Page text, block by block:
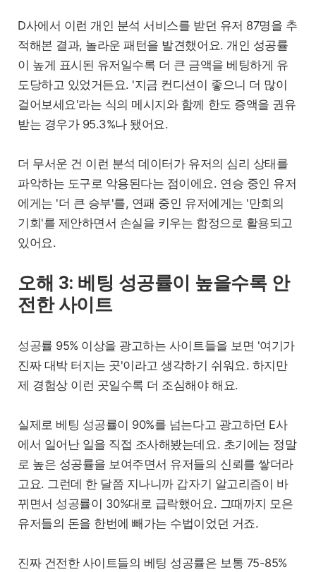
D사에서 이런 개인 분석 서비스를 받던 유저 87명을 추
적해본 결과, 놀라운 패턴을 발견했어요. 개인 성공률
이 높게 표시된 유저일수록 더 큰 금액을 베팅하게 유
도당하고 있었거든요. '지금 컨디션이 좋으니 더 많이
걸어보세요'라는 식의 메시지와 함께 한도 증액을 권유
받는 경우가 95.3%나 됐어요.
더 무서운 건 이런 분석 데이터가 유저의 심리 상태를
파악하는 도구로 악용된다는 점이에요. 연승 중인 유저
에게는 '더 큰 승부'를, 연패 중인 유저에게는 '만회의
기회'를 제안하면서 손실을 키우는 함정으로 활용되고
있어요.
오해 3: 베팅 성공률이 높을수록 안
전한 사이트
성공률 95% 이상을 광고하는 사이트들을 보면 '여기가
진짜 대박 터지는 곳'이라고 생각하기 쉬워요. 하지만
제 경험상 이런 곳일수록 더 조심해야 해요.
실제로 베팅 성공률이 90%를 넘는다고 광고하던 E사
에서 일어난 일을 직접 조사해봤는데요. 초기에는 정말
로 높은 성공률을 보여주면서 유저들의 신뢰를 쌓더라
고요. 그런데 한 달쯤 지나니까 갑자기 알고리즘이 바
뀌면서 성공률이 30%대로 급락했어요. 그때까지 모은
유저들의 돈을 한번에 빼가는 수법이었던 거죠.
진짜 건전한 사이트들의 베팅 성공률은 보통 75-85%